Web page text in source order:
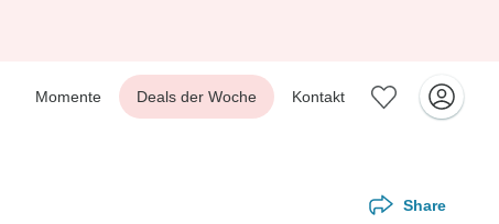
Momente Deals der Woche Kontakt
Share